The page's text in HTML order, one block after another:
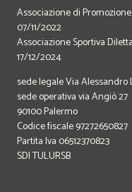
Associazione di
07/11/2022
Associazione Sportiva
17/12/2024
sede legale Via Alessandro
sede operativa via Angiò 27
90100 Palermo
Codice fiscale 97272650827
Partita Iva 06512370823
SDI TULURSB